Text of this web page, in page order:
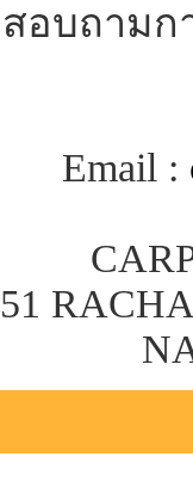
อบถามก
Email :